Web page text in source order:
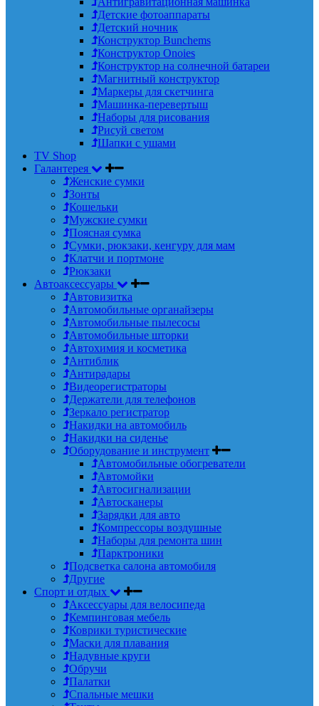
Детские фотоаппараты
Детский ночник
Конструктор Bunchems
Конструктор Onoies
Конструктор на солнечной батареи
Магнитный конструктор
Маркеры для скетчинга
Машинка-перевертыш
Наборы для рисования
Рисуй светом
Шапки с ушами
TV Shop
Галантерея
Женские сумки
Зонты
Кошельки
Мужские сумки
Поясная сумка
Сумки, рюкзаки, кенгуру для мам
Клатчи и портмоне
Рюкзаки
Автоаксессуары
Автовизитка
Автомобильные органайзеры
Автомобильные пылесосы
Автомобильные шторки
Автохимия и косметика
Антиблик
Антирадары
Видеорегистраторы
Держатели для телефонов
Зеркало регистратор
Накидки на автомобиль
Накидки на сиденье
Оборудование и инструмент
Автомобильные обогреватели
Автомойки
Автосигнализации
Автосканеры
Зарядки для авто
Компрессоры воздушные
Наборы для ремонта шин
Парктроники
Подсветка салона автомобиля
Другие
Спорт и отдых
Аксессуары для велосипеда
Кемпинговая мебель
Коврики туристические
Маски для плавания
Надувные круги
Обручи
Палатки
Спальные мешки